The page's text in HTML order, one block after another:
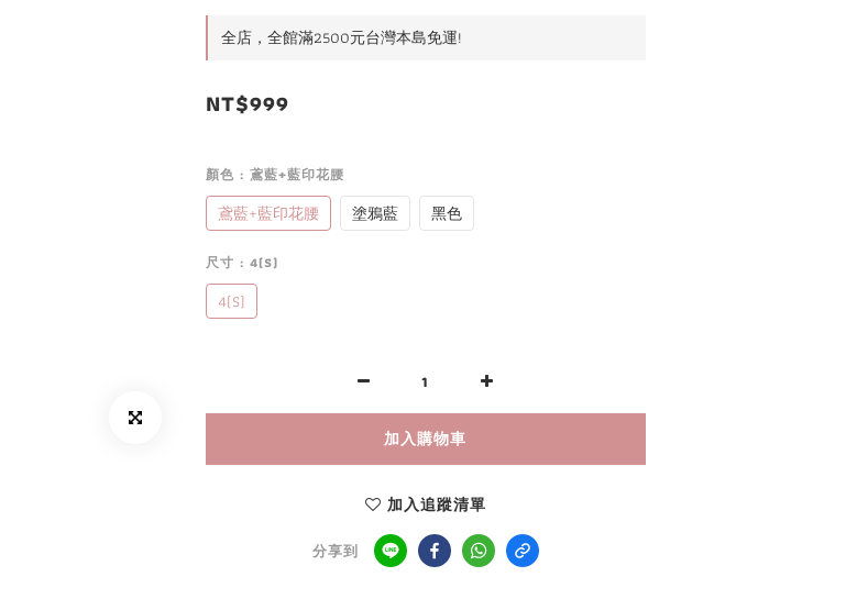
全店，全館滿2500元台灣本島免運!
NT$999
顏色 : 鳶藍+藍印花腰
鳶藍+藍印花腰 塗鴉藍 黑色
尺寸 : 4(S)
4(S)
加入購物車
加入追蹤清單
分享到